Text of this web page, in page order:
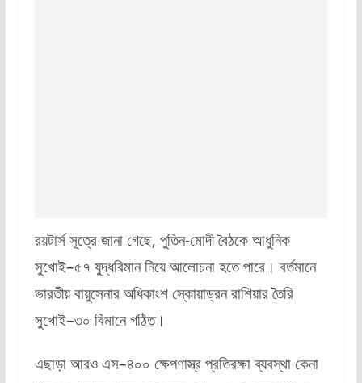
রয়টার্স সূত্রে জানা গেছে, পুতিন-মোদী বৈঠকে আধুনিক
সুখোই–৫৭ যুদ্ধবিমান নিয়ে আলোচনা হতে পারে। বর্তমানে
ভারতীয় বায়ুসেনার অধিকাংশ স্কোয়াড্রন রাশিয়ার তৈরি
সুখোই–৩০ বিমানে গঠিত।
এছাড়া আরও এস–৪০০ ক্ষেপণাস্ত্র প্রতিরক্ষা ব্যবস্থা কেনা